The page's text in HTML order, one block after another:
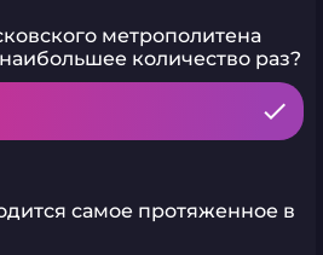
метрополитена
количество раз?
самое протяженное в